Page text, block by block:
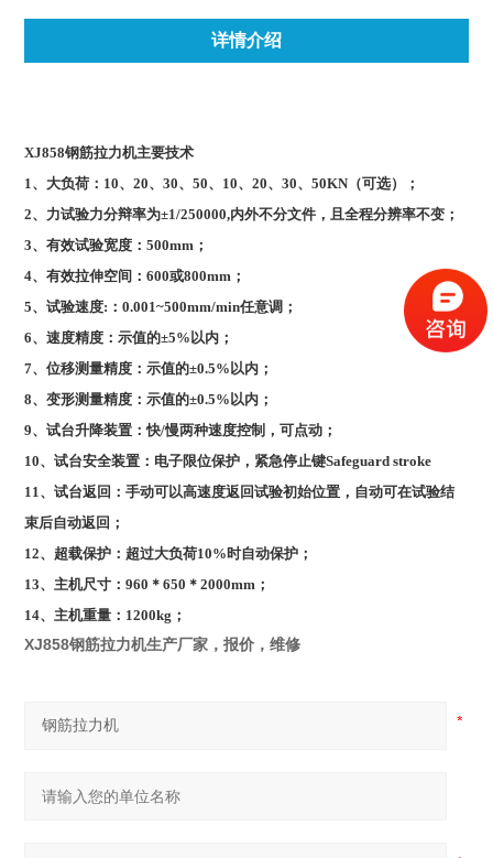
详情介绍
XJ858钢筋拉力机主要技术
1、大负荷：10、20、30、50、10、20、30、50KN（可选）；
2、力试验力分辩率为±1/250000,内外不分文件，且全程分辨率不变；
3、有效试验宽度：500mm；
4、有效拉伸空间：600或800mm；
5、试验速度:：0.001~500mm/min任意调；
6、速度精度：示值的±5%以内；
7、位移测量精度：示值的±0.5%以内；
8、变形测量精度：示值的±0.5%以内；
9、试台升降装置：快/慢两种速度控制，可点动；
10、试台安全装置：电子限位保护，紧急停止键Safeguard stroke
11、试台返回：手动可以高速度返回试验初始位置，自动可在试验结
束后自动返回；
12、超载保护：超过大负荷10%时自动保护；
13、主机尺寸：960＊650＊2000mm；
14、主机重量：1200kg；
XJ858钢筋拉力机生产厂家，报价，维修